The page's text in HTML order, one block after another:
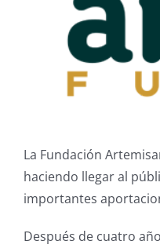
La Fundación
haciendo llegar al
importantes
Después de cuatro